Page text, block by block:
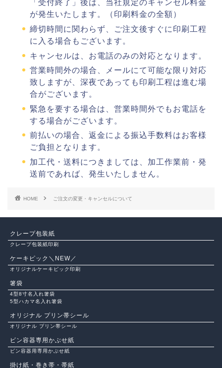
「受付終了」後は、当社規定のキャンセル料金
が発生いたします。（印刷料金の全額）
締切時間に関わらず、ご注文後すぐに印刷工程
に入る場合もございます。
キャンセルは、お電話のみの対応となります。
営業時間外の場合、メールにて可能な限り対応
致しますが、深夜であっても印刷工程は進む場
合がございます。
緊急を要する場合は、営業時間外でもお電話を
する場合がございます。
前払いの場合、返金による振込手数料はお客様
ご負担となります。
加工代・送料につきましては、加工作業前・発
送前であれば、発生いたしません。
HOME ご注文の変更・キャンセルについて
クレープ包装紙
クレープ包装紙印刷
ケーキピック＼NEW／
オリジナルケーキピック印刷
箸袋
4型8寸名入れ箸袋
5型ハカマ名入れ箸袋
オリジナル プリン帯シール
オリジナル プリン帯シール
ビン容器専用かぶせ紙
ビン容器用専用かぶせ紙
掛け紙・巻き帯・帯紙